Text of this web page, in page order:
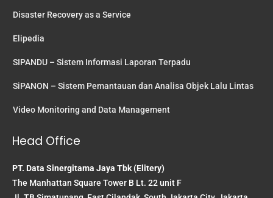
Disaster Recovery as a Service
Elipedia
SIPANDU – Sistem Informasi Laporan Terpadu
SiPANON – Sistem Pemantauan dan Analisa Objek Lalu Lintas
Video Monitoring and Data Management
Head Office
PT. Data Sinergitama Jaya Tbk (Elitery)
The Manhattan Square Tower B Lt. 22 unit F